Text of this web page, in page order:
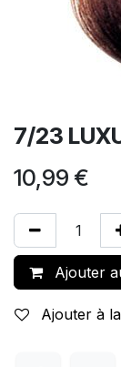
7/23
10,99 €
Ajouter
Ajouter à